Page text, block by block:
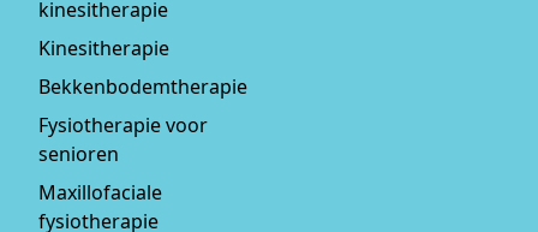
kinesitherapie
Kinesitherapie
Bekkenbodemtherapie
Fysiotherapie voor
senioren
Maxillofaciale
fysiotherapie